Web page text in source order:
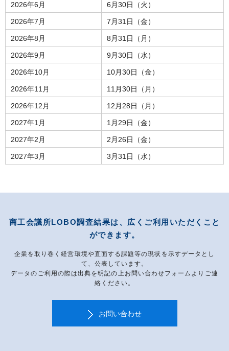
2026年6月 6月30日（火）
2026年7月 7月31日（金）
2026年8月 8月31日（月）
2026年9月 9月30日（水）
2026年10月 10月30日（金）
2026年11月 11月30日（月）
2026年12月 12月28日（月）
2027年1月 1月29日（金）
2027年2月 2月26日（金）
2027年3月 3月31日（水）
商工会議所LOBO調査結果は、広くご利用いただくこと
ができます。
企業を取り巻く経営環境や直面する課題等の現状を示すデータとし
て、公表しています。
データのご利用の際は出典を明記の上お問い合わせフォームよりご連
絡ください。
お問い合わせ